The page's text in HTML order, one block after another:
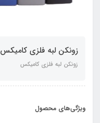
زونکن لبه فلزی کامیکس
زونکن لبه فلزی کامیکس
ویژگی‌های محصول